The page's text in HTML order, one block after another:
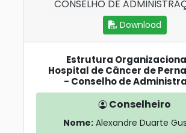
CONSELHO DE
Download
Estrutura
Hospital de Câncer de
- Conselho de
Conselheiro
Nome:Alexandre Duarte